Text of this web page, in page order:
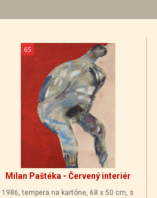
65
Milan Paštéka - Červený interiér
1986, tempera na kartóne, 68 x 50 cm, s